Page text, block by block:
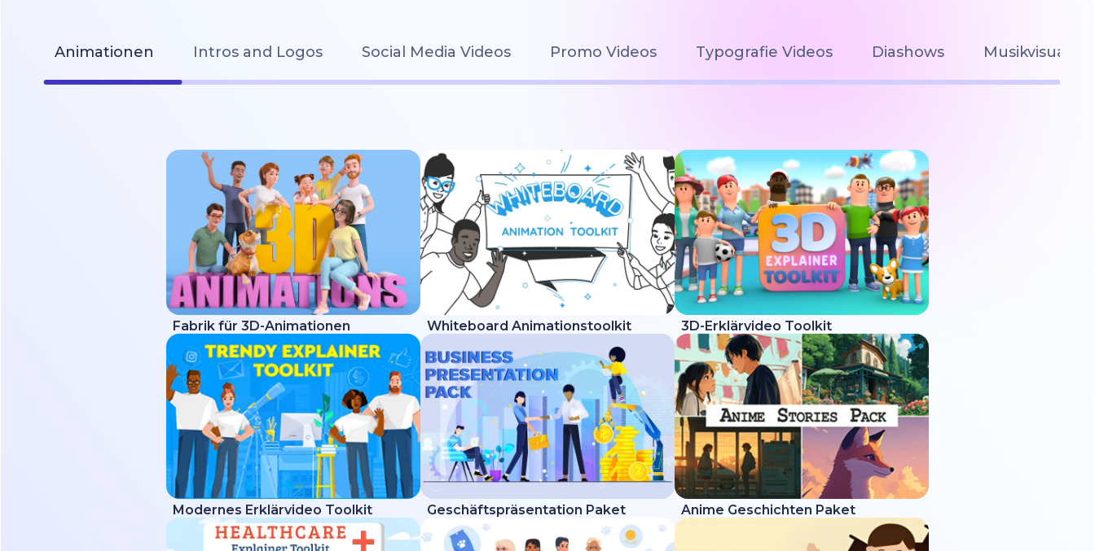
Animationen Intros and Logos Social Media Videos Promo Videos Typografie Videos Diashows
Fabrik für 3D-Animationen Whiteboard Animationstoolkit 3D-Erklärvideo Toolkit
Modernes Erklärvideo Toolkit Geschäftspräsentation Paket Anime Geschichten Paket